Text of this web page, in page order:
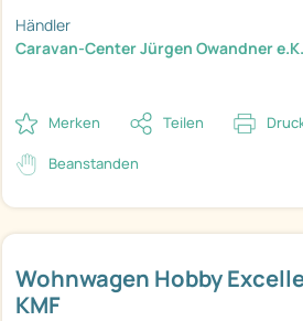
Wohnwagen Hobby
KMF
Händler
Caravan-Center Jürgen Owandner e.K.
Merken Teilen
Beanstanden